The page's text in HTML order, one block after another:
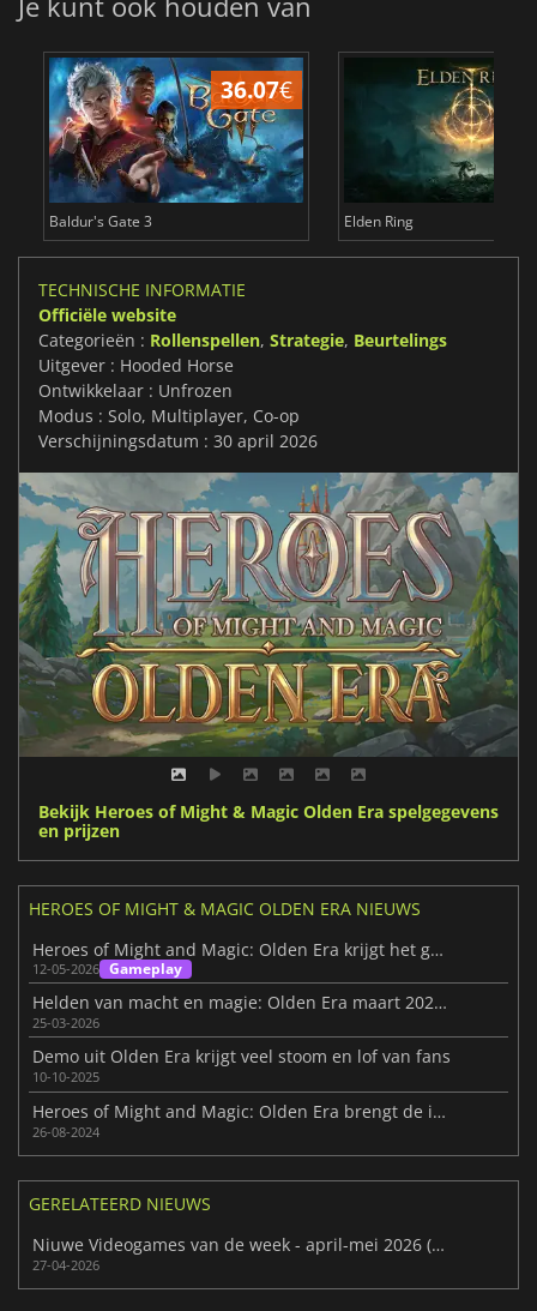
36.07€
Baldur's Gate 3 Elden Ring
TECHNISCHE INFORMATIE
Officiële website
Categorieën : Rollenspellen, Strategie, Beurtelings
Uitgever : Hooded Horse
Ontwikkelaar : Unfrozen
Modus : Solo, Multiplayer, Co-op
Verschijningsdatum : 30 april 2026
Bekijk Heroes of Might & Magic Olden Era spelgegevens
en prijzen
HEROES OF MIGHT & MAGIC OLDEN ERA NIEUWS
Heroes of Might and Magic: Olden Era krijgt het goed
12-05-2026 Gameplay
Helden van macht en magie: Olden Era maart 2026 Update
25-03-2026
Demo uit Olden Era krijgt veel stoom en lof van fans
10-10-2025
Heroes of Might and Magic: Olden Era brengt de iconische strategieserie terug
26-08-2024
GERELATEERD NIEUWS
Niuwe Videogames van de week - april-mei 2026 (week 18)
27-04-2026